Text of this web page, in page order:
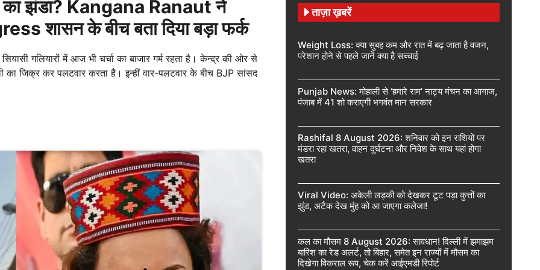
का झंडा? Kangana Ranaut ने
शासन के बीच बता दिया बड़ा फर्क
गलियारों में आज भी चर्चा का बाजार गर्म रहता है। केन्द्र की ओर से
का जिक्र कर पलटवार करता है। इन्हीं वार-पलटवार के बीच BJP सांसद
ताज़ा ख़बरें
Weight Loss: क्या सुबह कम और रात में बढ़ जाता है वजन,
परेशान होने से पहले जानें क्या है सच्चाई
Punjab News: मोहाली से ‘हमारे राम’ नाट्य मंचन का आगाज,
पंजाब में 41 शो कराएगी भगवंत मान सरकार
Rashifal 8 August 2026: शनिवार को इन राशियों पर
मंडरा रहा खतरा, वाहन दुर्घटना और निवेश के साथ यहां होगा
खतरा
Viral Video: अकेली लड़की को देखकर टूट पड़ा कुत्तों का
झुंड, अटैक देख मुंह को आ जाएगा कलेजा!
कल का मौसम 8 August 2026: सावधान! दिल्ली में झमाझम
बारिश का रेड अलर्ट, तो बिहार, समेत इन राज्यों में मौसम का
दिखेगा विकराल रूप, चेक करें आईएमडी रिपोर्ट